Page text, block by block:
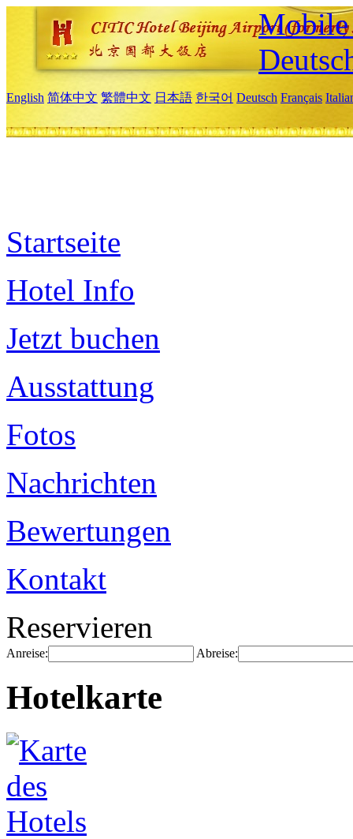
Mobile
English 简体中文 繁體中文 日本語 한국어 Deutsch Français
Startseite
Hotel Info
Jetzt buchen
Ausstattung
Fotos
Nachrichten
Bewertungen
Kontakt
Reservieren
Anreise: Abreise:
Hotelkarte